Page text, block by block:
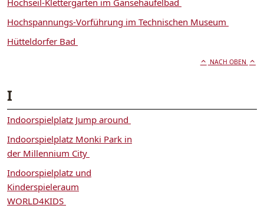
Hochspannungs-Vorführung im Technischen Museum
Hütteldorfer Bad
NACH OBEN
I
Indoorspielplatz Jump around
Indoorspielplatz Monki Park in
der Millennium City
Indoorspielplatz und
Kinderspieleraum
WORLD4KIDS